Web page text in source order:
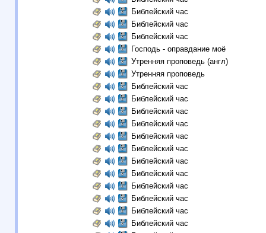
Библейский час
Библейский час
Библейский час
Господь - оправдание моё
Утренняя проповедь (англ)
Утренняя проповедь
Библейский час
Библейский час
Библейский час
Библейский час
Библейский час
Библейский час
Библейский час
Библейский час
Библейский час
Библейский час
Библейский час
Библейский час